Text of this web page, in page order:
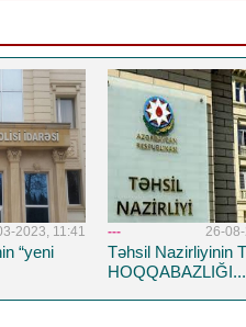
2023, 11:41
“yeni
--- 26-08-
Təhsil Nazirliyinin
HOQQABAZLIĞI...